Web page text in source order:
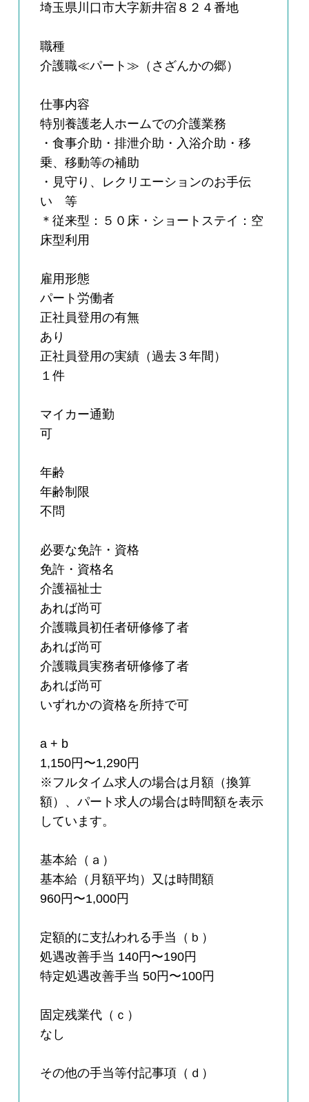
埼玉県川口市大字新井宿８２４番地
職種
介護職≪パート≫（さざんかの郷）
仕事内容
特別養護老人ホームでの介護業務
・食事介助・排泄介助・入浴介助・移
乗、移動等の補助
・見守り、レクリエーションのお手伝
い 等
＊従来型：５０床・ショートステイ：空
床型利用
雇用形態
パート労働者
正社員登用の有無
あり
正社員登用の実績（過去３年間）
１件
マイカー通勤
可
年齢
年齢制限
不問
必要な免許・資格
免許・資格名
介護福祉士
あれば尚可
介護職員初任者研修修了者
あれば尚可
介護職員実務者研修修了者
あれば尚可
いずれかの資格を所持で可
a + b
1,150円〜1,290円
※フルタイム求人の場合は月額（換算
額）、パート求人の場合は時間額を表示
しています。
基本給（ａ）
基本給（月額平均）又は時間額
960円〜1,000円
定額的に支払われる手当（ｂ）
処遇改善手当 140円〜190円
特定処遇改善手当 50円〜100円
固定残業代（ｃ）
なし
その他の手当等付記事項（ｄ）